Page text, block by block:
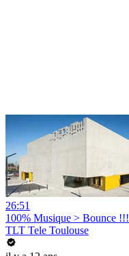
26:51
100% Musique > Bounce !!!
TLT Tele Toulouse